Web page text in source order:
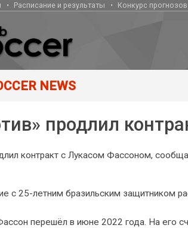
Расписание и результаты Конкурс прогнозов
NEWS
продлил
контракт с Лукасом Фассоном,
с 25-летним бразильским защитником
перешёл в июне 2022 года. На его